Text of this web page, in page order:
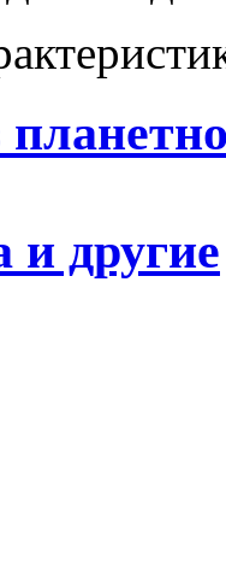
другие